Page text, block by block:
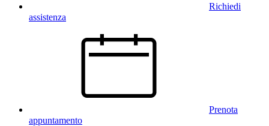
Richiedi
assistenza
Prenota
appuntamento